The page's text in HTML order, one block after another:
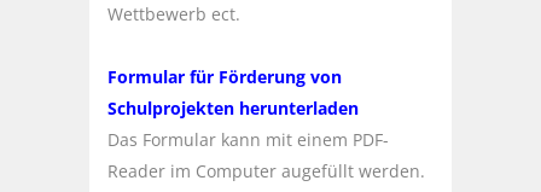
Wettbewerb ect.
Formular für Förderung von
Schulprojekten herunterladen
Das Formular kann mit einem PDF-
Reader im Computer augefüllt werden.